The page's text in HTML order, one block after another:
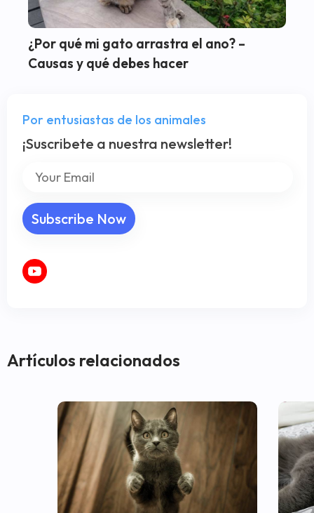
¿Por qué mi gato arrastra el ano? –
Causas y qué debes hacer
Por entusiastas de los animales
¡Suscribete a nuestra newsletter!
Artículos relacionados